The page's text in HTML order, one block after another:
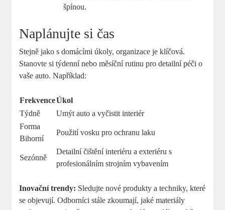
špínou.
Naplánujte si⁤ čas
Stejně jako‍ s domácími úkoly, organizace ‍je klíčová.
Stanovte si týdenní nebo měsíční⁢ rutinu pro detailní⁢ péči o
vaše auto. Například:
FrekvenceÚkol
Týdně
Umýt auto a vyčistit interiér
Forma‌
Bihorní
Použití vosku pro ochranu ​laku
Sezónně
Detailní čištění interiéru ​a⁤ exteriéru s
profesionálním strojním vybavením
Inovační trendy: Sledujte nové produkty​ a techniky, které
⁢se objevují. Odborníci stále ​zkoumají,​ jaké materiály